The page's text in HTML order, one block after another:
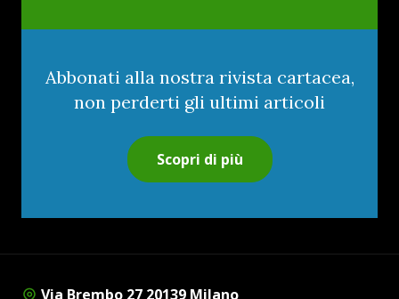
Abbonati alla nostra rivista cartacea,
non perderti gli ultimi articoli
Scopri di più
Via Brembo 27 20139 Milano